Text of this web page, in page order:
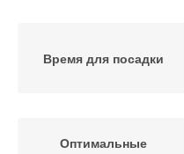
Время для посадки
Оптимальные